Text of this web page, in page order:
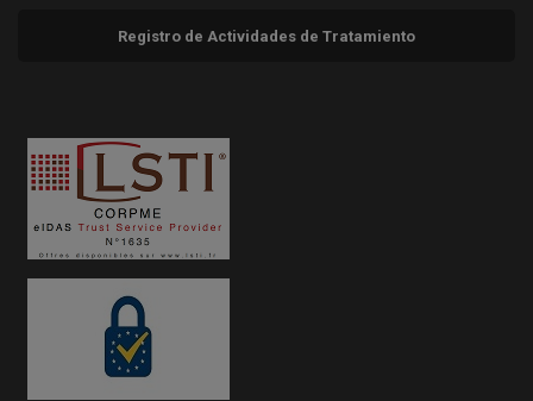
Registro de Actividades de Tratamiento